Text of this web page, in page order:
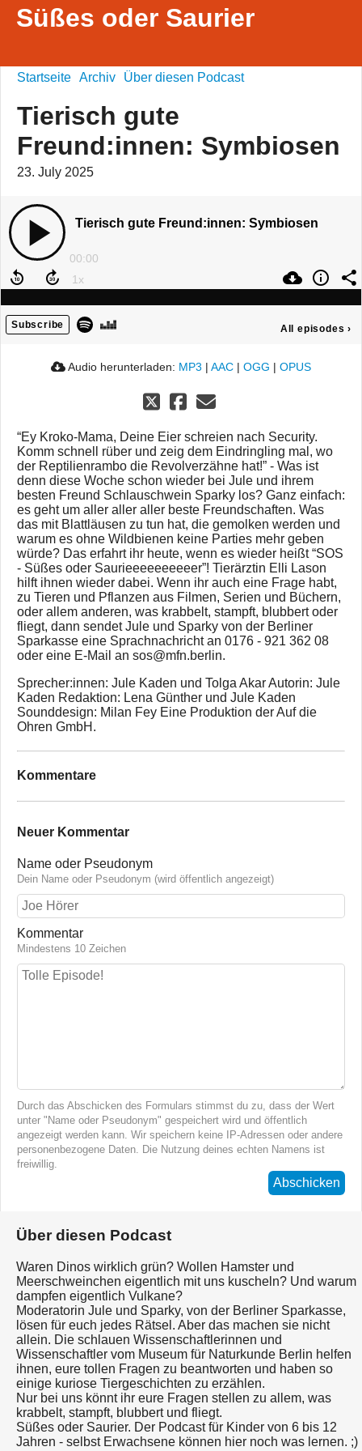
Süßes oder Saurier
Startseite Archiv Über diesen Podcast
Tierisch gute
Freund:innen: Symbiosen
23. July 2025
Tierisch gute Freund:innen: Symbiosen
00:00
Subscribe All episodes ›
Audio herunterladen: MP3 | AAC | OGG | OPUS
“Ey Kroko-Mama, Deine Eier schreien nach Security.
Komm schnell rüber und zeig dem Eindringling mal, wo
der Reptilienrambo die Revolverzähne hat!” - Was ist
denn diese Woche schon wieder bei Jule und ihrem
besten Freund Schlauschwein Sparky los? Ganz einfach:
es geht um aller aller aller beste Freundschaften. Was
das mit Blattläusen zu tun hat, die gemolken werden und
warum es ohne Wildbienen keine Parties mehr geben
würde? Das erfahrt ihr heute, wenn es wieder heißt “SOS
- Süßes oder Saurieeeeeeeeeer”! Tierärztin Elli Lason
hilft ihnen wieder dabei. Wenn ihr auch eine Frage habt,
zu Tieren und Pflanzen aus Filmen, Serien und Büchern,
oder allem anderen, was krabbelt, stampft, blubbert oder
fliegt, dann sendet Jule und Sparky von der Berliner
Sparkasse eine Sprachnachricht an 0176 - 921 362 08
oder eine E-Mail an sos@mfn.berlin.
Sprecher:innen: Jule Kaden und Tolga Akar Autorin: Jule
Kaden Redaktion: Lena Günther und Jule Kaden
Sounddesign: Milan Fey Eine Produktion der Auf die
Ohren GmbH.
Kommentare
Neuer Kommentar
Name oder Pseudonym
Dein Name oder Pseudonym (wird öffentlich angezeigt)
Kommentar
Mindestens 10 Zeichen
Durch das Abschicken des Formulars stimmst du zu, dass der Wert
unter "Name oder Pseudonym" gespeichert wird und öffentlich
angezeigt werden kann. Wir speichern keine IP-Adressen oder andere
personenbezogene Daten. Die Nutzung deines echten Namens ist
freiwillig.
Abschicken
Über diesen Podcast
Waren Dinos wirklich grün? Wollen Hamster und
Meerschweinchen eigentlich mit uns kuscheln? Und warum
dampfen eigentlich Vulkane?
Moderatorin Jule und Sparky, von der Berliner Sparkasse,
lösen für euch jedes Rätsel. Aber das machen sie nicht
allein. Die schlauen Wissenschaftlerinnen und
Wissenschaftler vom Museum für Naturkunde Berlin helfen
ihnen, eure tollen Fragen zu beantworten und haben so
einige kuriose Tiergeschichten zu erzählen.
Nur bei uns könnt ihr eure Fragen stellen zu allem, was
krabbelt, stampft, blubbert und fliegt.
Süßes oder Saurier. Der Podcast für Kinder von 6 bis 12
Jahren - selbst Erwachsene können hier noch was lernen. ;)